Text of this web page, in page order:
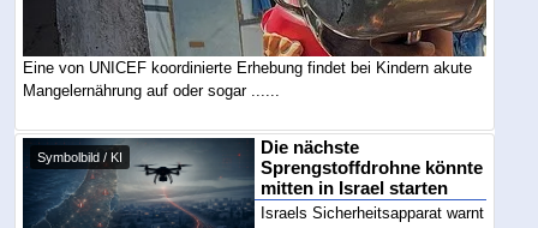
Eine von UNICEF koordinierte Erhebung findet bei Kindern akute
Mangelernährung auf oder sogar ......
Symbolbild / KI
Die nächste
Sprengstoffdrohne könnte
mitten in Israel starten
Israels Sicherheitsapparat warnt